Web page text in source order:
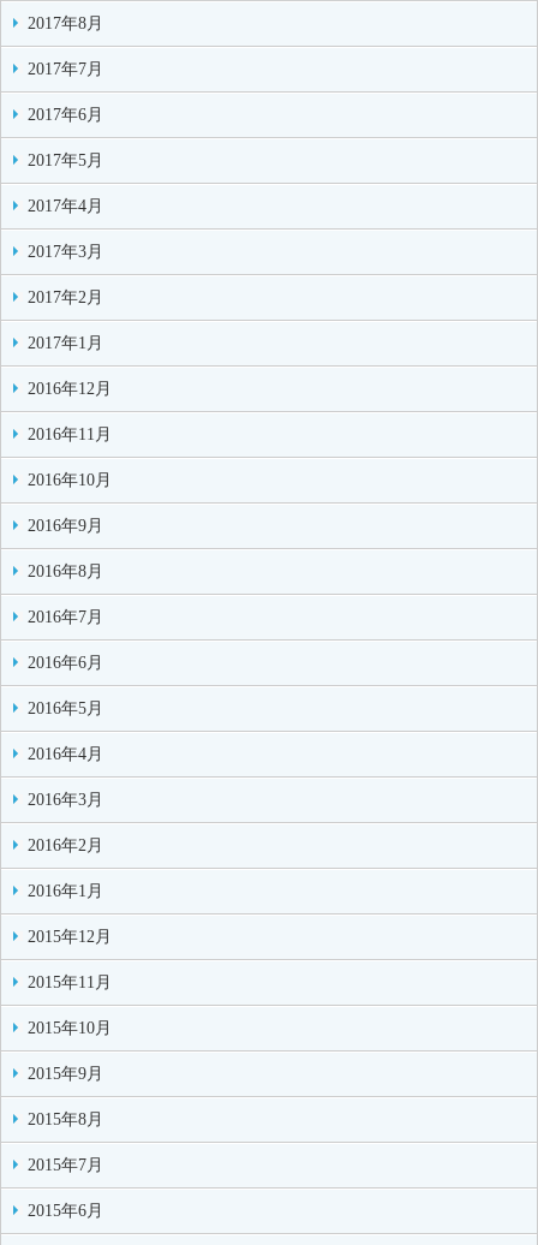
2017年8月
2017年7月
2017年6月
2017年5月
2017年4月
2017年3月
2017年2月
2017年1月
2016年12月
2016年11月
2016年10月
2016年9月
2016年8月
2016年7月
2016年6月
2016年5月
2016年4月
2016年3月
2016年2月
2016年1月
2015年12月
2015年11月
2015年10月
2015年9月
2015年8月
2015年7月
2015年6月